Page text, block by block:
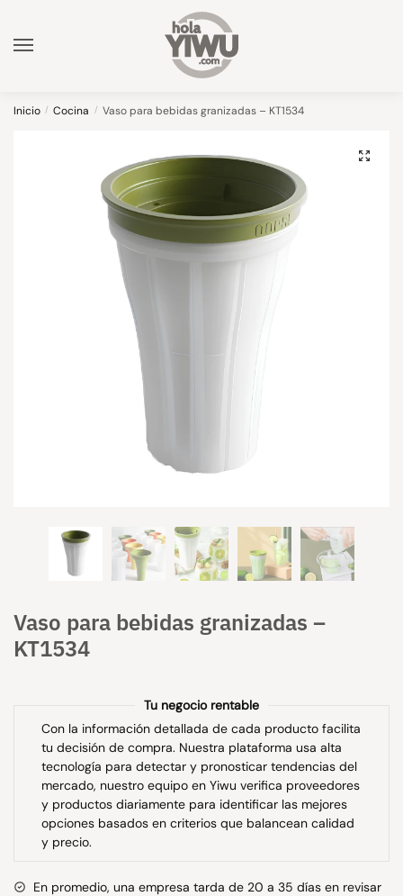
navigation
content
Inicio / Cocina / Vaso para bebidas granizadas – KT1534
Vaso para bebidas granizadas –
KT1534
Tu negocio rentable
Con la información detallada de cada producto facilita
tu decisión de compra. Nuestra plataforma usa alta
tecnología para detectar y pronosticar tendencias del
mercado, nuestro equipo en Yiwu verifica proveedores
y productos diariamente para identificar las mejores
opciones basados en criterios que balancean calidad
y precio.
En promedio, una empresa tarda de 20 a 35 días en revisar